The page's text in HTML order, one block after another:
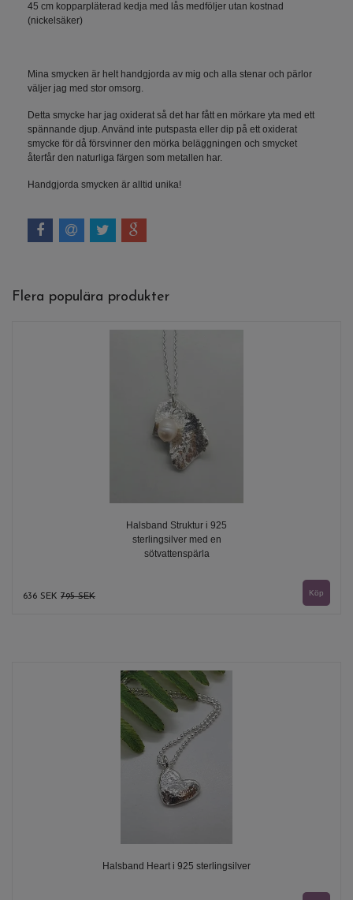
45 cm kopparpläterad kedja med lås medföljer utan kostnad
(nickelsäker)
Mina smycken är helt handgjorda av mig och alla stenar och pärlor
väljer jag med stor omsorg.
Detta smycke har jag oxiderat så det har fått en mörkare yta med ett
spännande djup. Använd inte putspasta eller dip på ett oxiderat
smycke för då försvinner den mörka beläggningen och smycket
återfår den naturliga färgen som metallen har.
Handgjorda smycken är alltid unika!
Flera populära produkter
Halsband Struktur i 925
sterlingsilver med en
sötvattenspärla
636 SEK 795 SEK
Halsband Heart i 925 sterlingsilver